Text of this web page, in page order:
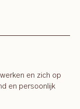
en zich op
en persoonlijk